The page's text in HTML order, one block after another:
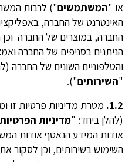
או "המשתמשים") לרבות
האינטרנט של החברה,
החברה, במוצרים של החברה וכן
הניתנים בסניפים של החברה
והטלפוניים השונים של החברה
"השירותים").
1.2.
(להלן ביחד: "מדיניות הפרטיות
אודות המידע הנאסף אודות
השימוש בשירותים, וכן לסקור